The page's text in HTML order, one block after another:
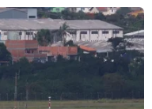
tăng